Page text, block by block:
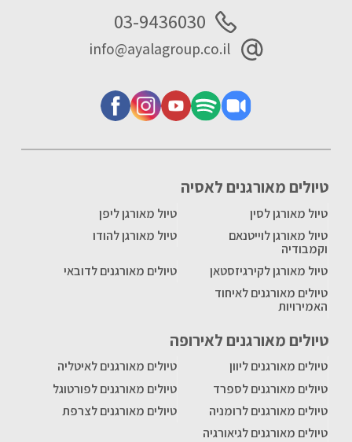
טיולים מאורגנים לאסיה
טיול מאורגן לסין
טיול מאורגן ליפן
טיול מאורגן לוייטנאם
וקמבודיה
טיול מאורגן להודו
טיול מאורגן לקירגיזסטאן
טיולים מאורגנים לדובאי
טיולים מאורגנים לאיחוד
האמירויות
טיולים מאורגנים לאירופה
טיולים מאורגנים ליוון
טיולים מאורגנים לאיטליה
טיולים מאורגנים לספרד
טיולים מאורגנים לפורטוגל
טיולים מאורגנים לרומניה
טיולים מאורגנים לצרפת
טיולים מאורגנים לגיאורגיה
03-9436030
info@ayalagroup.co.il